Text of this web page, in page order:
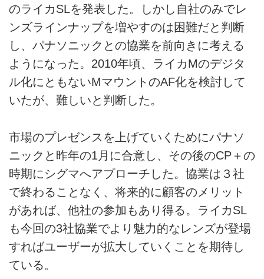
のライカSLを発表した。しかし自社のみでレ
ンズラインナップを増やすのは困難だと判断
し、パナソニックとの協業を前向きに考える
ようになった。2010年頃、ライカMのデジタ
ル化にともないMマウントのAF化を検討して
いたが、難しいと判断した。
市場のプレゼンスを上げていくためにパナソ
ニックと昨年の1月に合意し、その後のCP＋の
時期にシグマへアプローチした。協業は３社
で終わることなく、将来的に顧客のメリット
があれば、他社の参加もあり得る。ライカSL
も今回の3社協業でより魅力的なレンズが登場
すればユーザーが拡大していくことを期待し
ている。